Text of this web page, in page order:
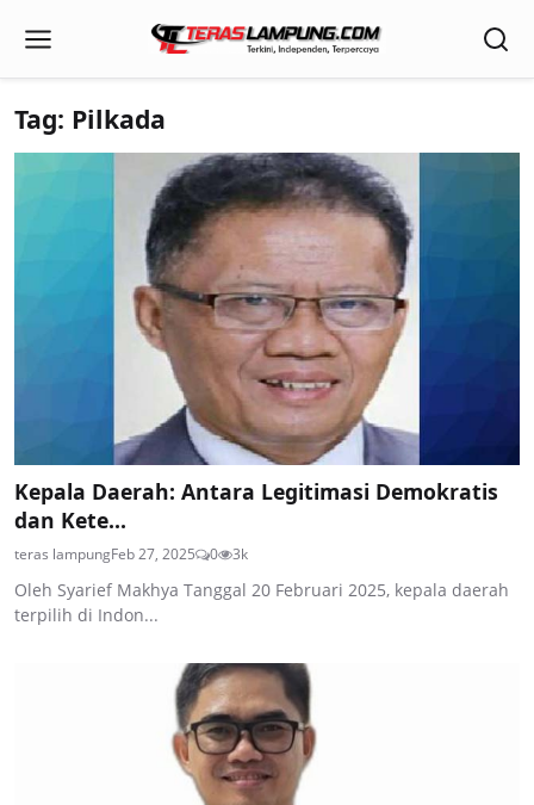
Tag: Pilkada
Kepala Daerah: Antara Legitimasi Demokratis
dan Kete...
teras lampungFeb 27, 2025 0 3k
Oleh Syarief Makhya Tanggal 20 Februari 2025, kepala daerah
terpilih di Indon...